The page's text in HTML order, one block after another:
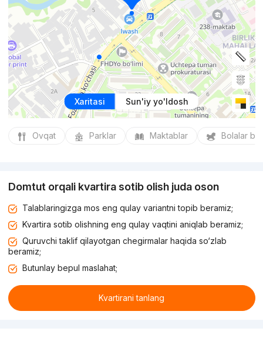
Xaritasi Sun'iy yo'ldosh
Ovqat Parklar Maktablar Bolalar
Domtut orqali kvartira sotib olish juda oson
Talablaringizga mos eng qulay variantni topib beramiz;
Kvartira sotib olishning eng qulay vaqtini aniqlab beramiz;
Quruvchi taklif qilayotgan chegirmalar haqida so‘zlab
beramiz;
Butunlay bepul maslahat;
Kvartirani tanlang